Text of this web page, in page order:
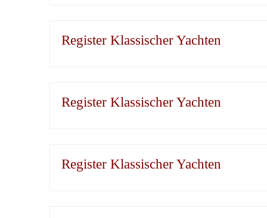
Register Klassischer Yachten
Register Klassischer Yachten
Register Klassischer Yachten